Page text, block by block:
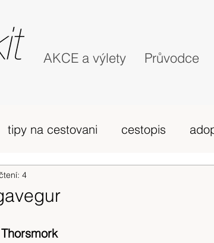
AKCE a výlety Průvodce
tipy na cestovani cestopis
Skotsko
4